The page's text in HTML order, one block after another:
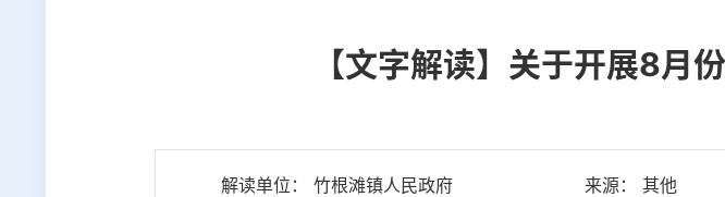
【文字解读】关于开展8月
解读单位： 竹根滩镇人民政府 来源： 其他